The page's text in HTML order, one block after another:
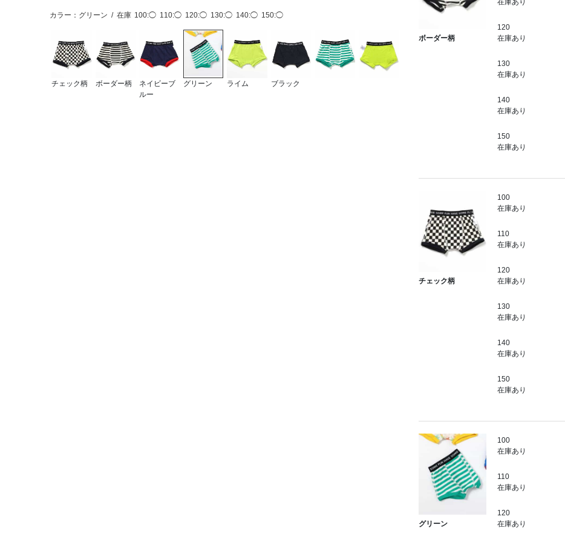
カラー：グリーン / 在庫 100:◯ 110:◯ 120:◯ 130:◯ 140:◯ 150:◯
チェック柄 ボーダー柄
ネイビーブ
ルー
グリーン ライム ブラック
ボーダー柄
在庫あり
120
在庫あり
130
在庫あり
140
在庫あり
150
在庫あり
チェック柄
100
在庫あり
110
在庫あり
120
在庫あり
130
在庫あり
140
在庫あり
150
在庫あり
グリーン
100
在庫あり
110
在庫あり
120
在庫あり